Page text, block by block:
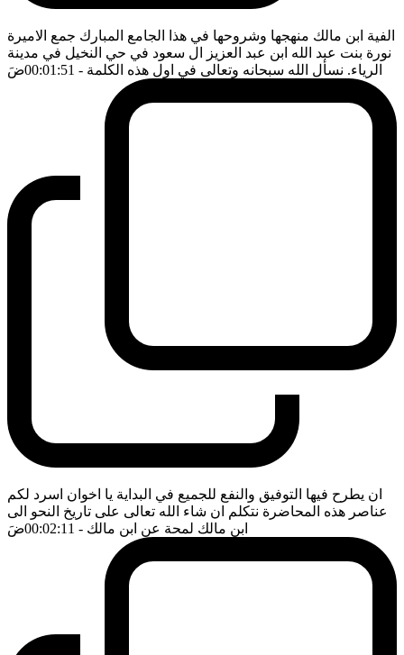
الفية ابن مالك منهجها وشروحها في هذا الجامع المبارك جمع الاميرة
نورة بنت عبد الله ابن عبد العزيز ال سعود في حي النخيل في مدينة
الرياء. نسأل الله سبحانه وتعالى في اول هذه الكلمة - 00:01:51 ضَ
ان يطرح فيها التوفيق والنفع للجميع في البداية يا اخوان اسرد لكم
عناصر هذه المحاضرة نتكلم ان شاء الله تعالى على تاريخ النحو الى
ابن مالك لمحة عن ابن مالك - 00:02:11 ضَ